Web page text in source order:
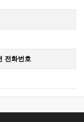
전화번호